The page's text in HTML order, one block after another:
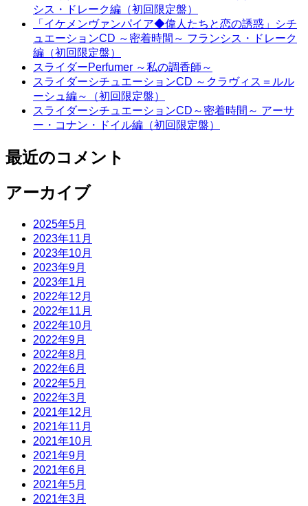
シス・ドレーク編（初回限定盤）
「イケメンヴァンパイア◆偉人たちと恋の誘惑」シチ
ュエーションCD ～密着時間～ フランシス・ドレーク
編（初回限定盤）
スライダーPerfumer ～私の調香師～
スライダーシチュエーションCD ～クラヴィス＝ルル
ーシュ編～（初回限定盤）
スライダーシチュエーションCD～密着時間～ アーサ
ー・コナン・ドイル編（初回限定盤）
最近のコメント
アーカイブ
2025年5月
2023年11月
2023年10月
2023年9月
2023年1月
2022年12月
2022年11月
2022年10月
2022年9月
2022年8月
2022年6月
2022年5月
2022年3月
2021年12月
2021年11月
2021年10月
2021年9月
2021年6月
2021年5月
2021年3月